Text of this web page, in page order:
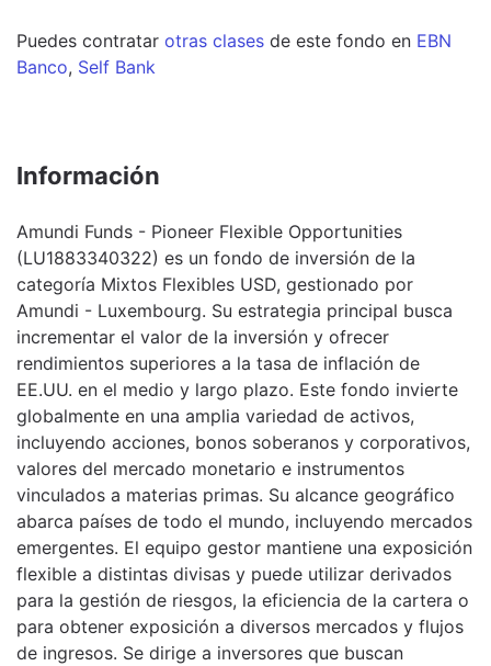
Puedes contratar otras clases de este fondo en EBN
Banco, Self Bank
Información
Amundi Funds - Pioneer Flexible Opportunities
(LU1883340322) es un fondo de inversión de la
categoría Mixtos Flexibles USD, gestionado por
Amundi - Luxembourg. Su estrategia principal busca
incrementar el valor de la inversión y ofrecer
rendimientos superiores a la tasa de inflación de
EE.UU. en el medio y largo plazo. Este fondo invierte
globalmente en una amplia variedad de activos,
incluyendo acciones, bonos soberanos y corporativos,
valores del mercado monetario e instrumentos
vinculados a materias primas. Su alcance geográfico
abarca países de todo el mundo, incluyendo mercados
emergentes. El equipo gestor mantiene una exposición
flexible a distintas divisas y puede utilizar derivados
para la gestión de riesgos, la eficiencia de la cartera o
para obtener exposición a diversos mercados y flujos
de ingresos. Se dirige a inversores que buscan